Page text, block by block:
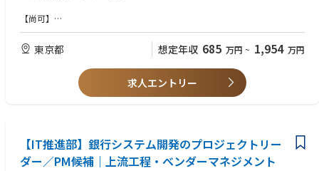
【尚可】
■事業会社に対するIPO、M&Aに関する成約、知見がある方はなお可
東京都 想定年収 685 万円 ~ 1,954 万円
求人エントリー
【IT推進部】銀行システム開発のプロジェクトリー
ダー／PM候補｜上流工程・ベンダーマネジメント